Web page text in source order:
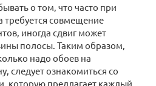
о том, что часто при
требуется совмещение
иногда сдвиг может
полосы. Таким образом,
надо обоев на
следует ознакомиться со
которую предлагает каждый